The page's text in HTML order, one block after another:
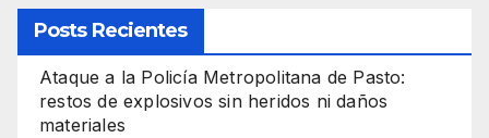
Posts Recientes
Ataque a la Policía Metropolitana de Pasto:
restos de explosivos sin heridos ni daños
materiales